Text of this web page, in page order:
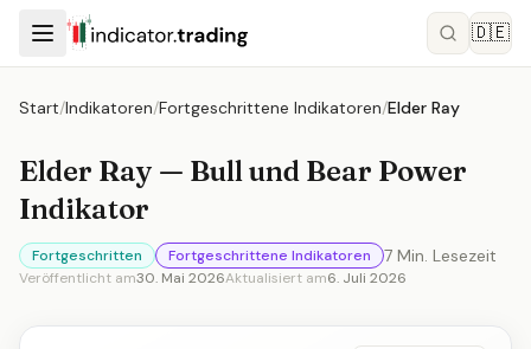
🇩🇪
Start/Indikatoren/Fortgeschrittene Indikatoren/Elder Ray
Elder Ray — Bull und Bear Power
Indikator
Fortgeschritten Fortgeschrittene Indikatoren 7 Min. Lesezeit
Veröffentlicht am30. Mai 2026Aktualisiert am6. Juli 2026